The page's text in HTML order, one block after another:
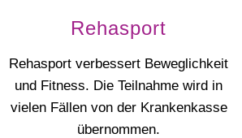
Rehasport
Rehasport verbessert Beweglichkeit
und Fitness. Die Teilnahme wird in
vielen Fällen von der Krankenkasse
übernommen.